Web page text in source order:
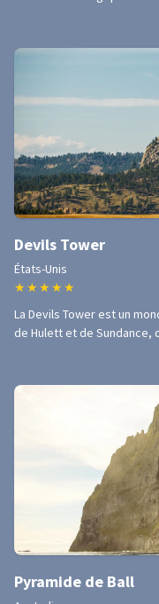
Devils Tower
États-Unis
★ ★ ★ ★ ★
La Devils Tower est un
de Hulett et de Sundance,
Pyramide de Ball